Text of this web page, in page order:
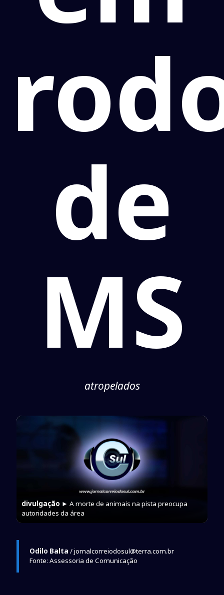
de
MS
atropelados
divulgação ► A morte de animais na pista preocupa
autoridades da área
Odilo Balta / jornalcorreiodosul@terra.com.br
Fonte: Assessoria de Comunicação